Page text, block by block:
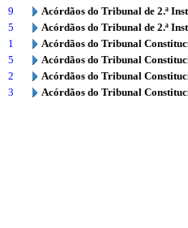
9
Acórdãos do Tribunal de 2.ª
5
Acórdãos do Tribunal de 2.ª
1
Acórdãos do Tribunal
5
Acórdãos do Tribunal
2
Acórdãos do Tribunal
3
Acórdãos do Tribunal